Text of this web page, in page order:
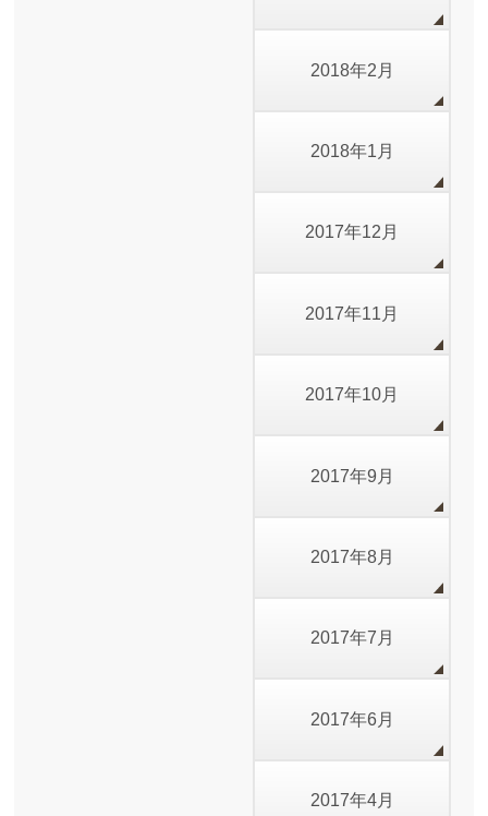
2018年2月
2018年1月
2017年12月
2017年11月
2017年10月
2017年9月
2017年8月
2017年7月
2017年6月
2017年4月